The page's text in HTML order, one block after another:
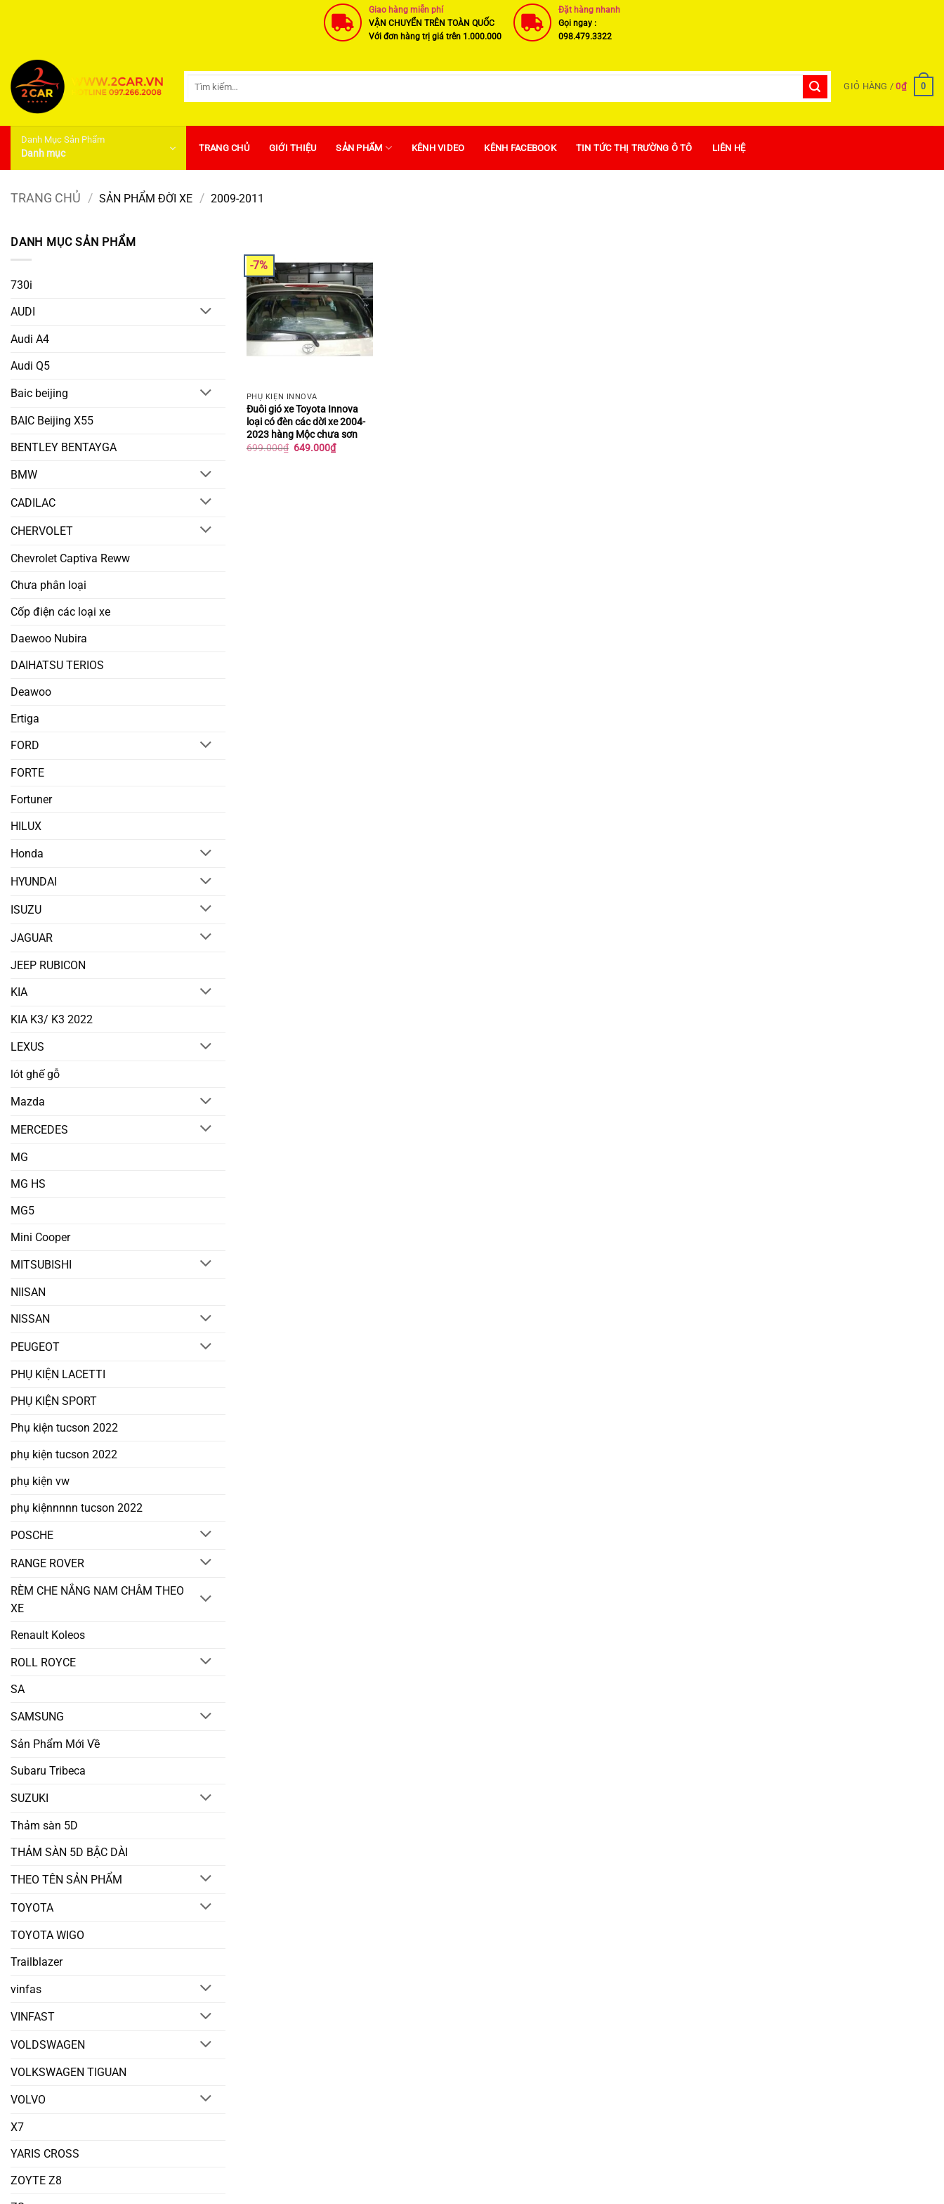
dung
Giao hàng miễn phí
VẬN CHUYỂN TRÊN TOÀN QUỐC
Với đơn hàng trị giá trên 1.000.000
Đặt hàng nhanh
Gọi ngay :
098.479.3322
GIỎ HÀNG /0₫ 0
Danh Mục Sản Phẩm
Danh mục TRANG CHỦ GIỚI THIỆU SẢN PHẨM KÊNH VIDEO KÊNH FACEBOOK TIN TỨC THỊ TRƯỜNG Ô TÔ LIÊN HỆ
TRANG CHỦ / SẢN PHẨM ĐỜI XE / 2009-2011
DANH MỤC SẢN PHẨM
730i
AUDI
Audi A4
Audi Q5
Baic beijing
BAIC Beijing X55
BENTLEY BENTAYGA
BMW
CADILAC
CHERVOLET
Chevrolet Captiva Reww
Chưa phân loại
Cốp điện các loại xe
Daewoo Nubira
DAIHATSU TERIOS
Deawoo
Ertiga
FORD
FORTE
Fortuner
HILUX
Honda
HYUNDAI
ISUZU
JAGUAR
JEEP RUBICON
KIA
KIA K3/ K3 2022
LEXUS
lót ghế gỗ
Mazda
MERCEDES
MG
MG HS
MG5
Mini Cooper
MITSUBISHI
NIISAN
NISSAN
PEUGEOT
PHỤ KIỆN LACETTI
PHỤ KIỆN SPORT
Phụ kiện tucson 2022
phụ kiện tucson 2022
phụ kiện vw
phụ kiệnnnnn tucson 2022
POSCHE
RANGE ROVER
RÈM CHE NẮNG NAM CHÂM THEO
XE
Renault Koleos
ROLL ROYCE
SA
SAMSUNG
Sản Phẩm Mới Về
Subaru Tribeca
SUZUKI
Thảm sàn 5D
THẢM SÀN 5D BẬC DÀI
THEO TÊN SẢN PHẨM
TOYOTA
TOYOTA WIGO
Trailblazer
vinfas
VINFAST
VOLDSWAGEN
VOLKSWAGEN TIGUAN
VOLVO
X7
YARIS CROSS
ZOYTE Z8
-7%
PHỤ KIỆN INNOVA
Đuôi gió xe Toyota Innova
loại có đèn các dời xe 2004-
2023 hàng Mộc chưa sơn
699.000₫ Giá
649.000₫Giá